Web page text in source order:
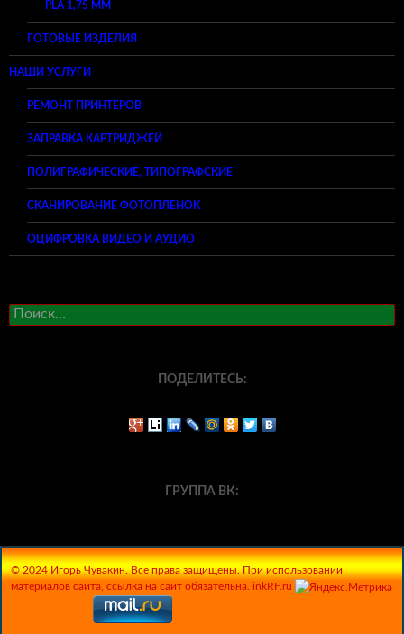
PLA 1,75 ММ
ГОТОВЫЕ ИЗДЕЛИЯ
НАШИ УСЛУГИ
РЕМОНТ ПРИНТЕРОВ
ЗАПРАВКА КАРТРИДЖЕЙ
ПОЛИГРАФИЧЕСКИЕ, ТИПОГРАФСКИЕ
СКАНИРОВАНИЕ ФОТОПЛЕНОК
ОЦИФРОВКА ВИДЕО И АУДИО
Найти:
ПОДЕЛИТЕСЬ:
ГРУППА ВК:
© 2024 Игорь Чувакин. Все права защищены. При использовании
материалов сайта, ссылка на сайт обязательна. inkRF.ru